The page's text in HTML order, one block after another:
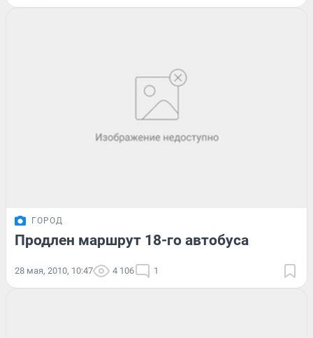
ГОРОД
Продлен маршрут 18-го автобуса
28 мая, 2010, 10:47 4 106 1